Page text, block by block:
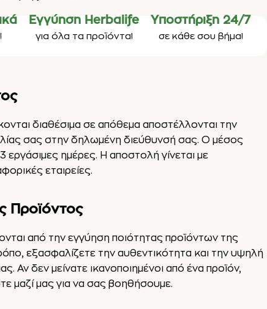
Εγγύηση Herbalife
για όλα τα προϊόντα!
Υποστήριξη 24/7
σε κάθε σου βήμα!
διαθέσιμα σε απόθεμα αποστέλλονται την
σας στην δηλωμένη διεύθυνσή σας. Ο μέσος
εργάσιμες ημέρες. Η αποστολή γίνεται με
εταιρείες.
Προϊόντος
από την εγγύηση ποιότητας προϊόντων της
εξασφαλίζετε την αυθεντικότητα και την υψηλή
Αν δεν μείνατε ικανοποιημένοι από ένα προϊόν,
μαζί μας για να σας βοηθήσουμε.